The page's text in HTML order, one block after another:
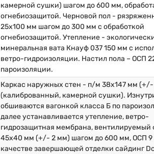
камерной сушки) шагом до 600 мм,
огнебиозащитой. Черновой пол -
25х100 мм шагом до 300 мм с обработкой
огнебиозащитой. Утепление -
минеральная вата Кнауф 037 150 мм с
ветро-гидроизоляции. Настил пола – ОСП
пароизоляции.
Каркас наружных стен - п/м 38х147 мм
(калиброванный, камерной сушки).
обшиваются вагонкой класса Б по
далее устанавливается утепление, ветро-
гидрозащитная мембрана, вентилируемый
45х40 мм (+/- 2 мм) шагом до 600 мм, ОСП 9
качестве завершающей отделки сайдинг